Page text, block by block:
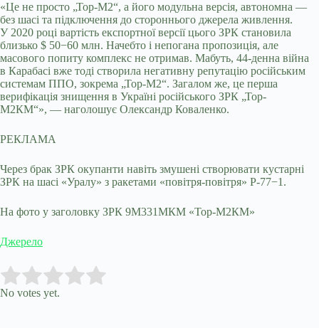
«Це не просто „Тор-М2“, а його модульна версія, автономна —
без шасі та підключення до стороннього джерела живлення.
У 2020 році вартість експортної версії цього ЗРК становила
близько $ 50−60 млн. Начебто і непогана пропозиція, але
масового попиту комплекс не отримав. Мабуть, 44-денна війна
в Карабасі вже тоді створила негативну репутацію російським
системам ППО, зокрема „Тор-М2“. Загалом же, це перша
верифікація знищення в Україні російського ЗРК „Тор-
М2КМ“», — наголошує Олександр Коваленко.
РЕКЛАМА
Через брак ЗРК окупанти навіть змушені створювати кустарні
ЗРК на шасі «Уралу» з ракетами «повітря-повітря» Р-77−1.
На фото у заголовку ЗРК 9М331МКМ «Тор-M2КМ»
Джерело
Rate this item:
No votes yet.